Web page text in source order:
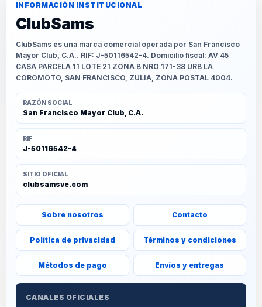
INFORMACIÓN INSTITUCIONAL
ClubSams
ClubSams es una marca comercial operada por San Francisco
Mayor Club, C.A.. RIF: J-50116542-4. Domicilio fiscal: AV 45
CASA PARCELA 11 LOTE 21 ZONA B NRO 171-38 URB LA
COROMOTO, SAN FRANCISCO, ZULIA, ZONA POSTAL 4004.
RAZÓN SOCIAL
San Francisco Mayor Club, C.A.
RIF
J-50116542-4
SITIO OFICIAL
clubsamsve.com
Sobre nosotros Contacto
Política de privacidad Términos y condiciones
Métodos de pago Envíos y entregas
CANALES OFICIALES